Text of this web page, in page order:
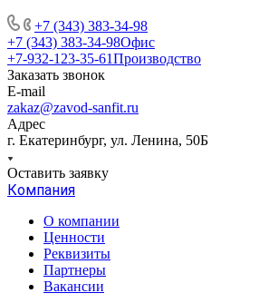
+7 (343) 383-34-98
+7 (343) 383-34-98Офис
+7-932-123-35-61Производство
Заказать звонок
E-mail
zakaz@zavod-sanfit.ru
Адрес
г. Екатеринбург, ул. Ленина, 50Б
Оставить заявку
Компания
О компании
Ценности
Реквизиты
Партнеры
Вакансии